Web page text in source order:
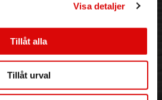
Visa detaljer
Tillåt alla
Tillåt urval
Service & Support
Ansökan om RMA
Godsefterlysning & Felleverans
Integritetspolicy
Om cookies